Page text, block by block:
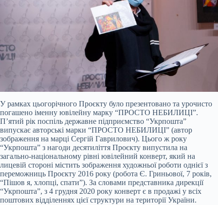
У рамках цьогорічного Проєкту було презентовано та урочисто
погашено іменну ювілейну марку “ПРОСТО НЕБИЛИЦІ”.
П’ятий рік поспіль державне підприємство “Укрпошта”
випускає авторські марки “ПРОСТО НЕБИЛИЦІ” (автор
зображення на марці Сергій Гаврилович). Цього ж року
“Укрпошта” з нагоди десятиліття Проєкту випустила на
загально-національному рівні ювілейний конверт, який на
лицевій стороні містить зображення художньої роботи однієї з
переможниць Проєкту 2016 року (робота Є. Гриньової, 7 років,
“Пішов я, хлопці, спати”). За словами представника дирекції
“Укрпошта”, з 4 грудня 2020 року конверт є в продажі у всіх
поштових відділеннях цієї структури на території України.